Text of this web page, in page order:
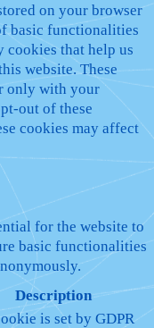
on your browser
basic functionalities
cookies that help us
website. These
only with your
out of these
cookies may affect
for the website to
basic functionalities
Description
is set by GDPR